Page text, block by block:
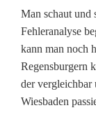
a
3
:
I
Man schaut und
Fehleranalyse
kann man noch
Regensburgern
der vergleichbar
Wiesbaden